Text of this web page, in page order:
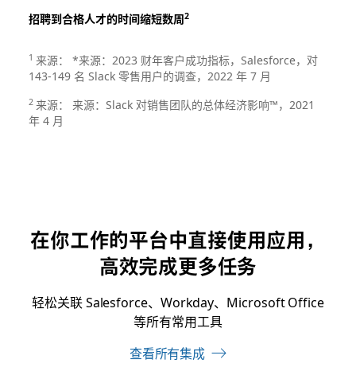
招聘到合格人才的时间缩短数周2
1 来源： *来源：2023 财年客户成功指标，Salesforce，对
143-149 名 Slack 零售用户的调查，2022 年 7 月
2 来源： 来源：Slack 对销售团队的总体经济影响™，2021
年 4 月
在你工作的平台中直接使用应用，
高效完成更多任务
轻松关联 Salesforce、Workday、Microsoft Office
等所有常用工具
查看所有集成